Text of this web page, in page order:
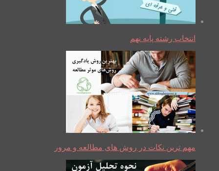
انتخاب رشته پایه نهم
مهم ترین نکات در روش های مطالعه و مرور